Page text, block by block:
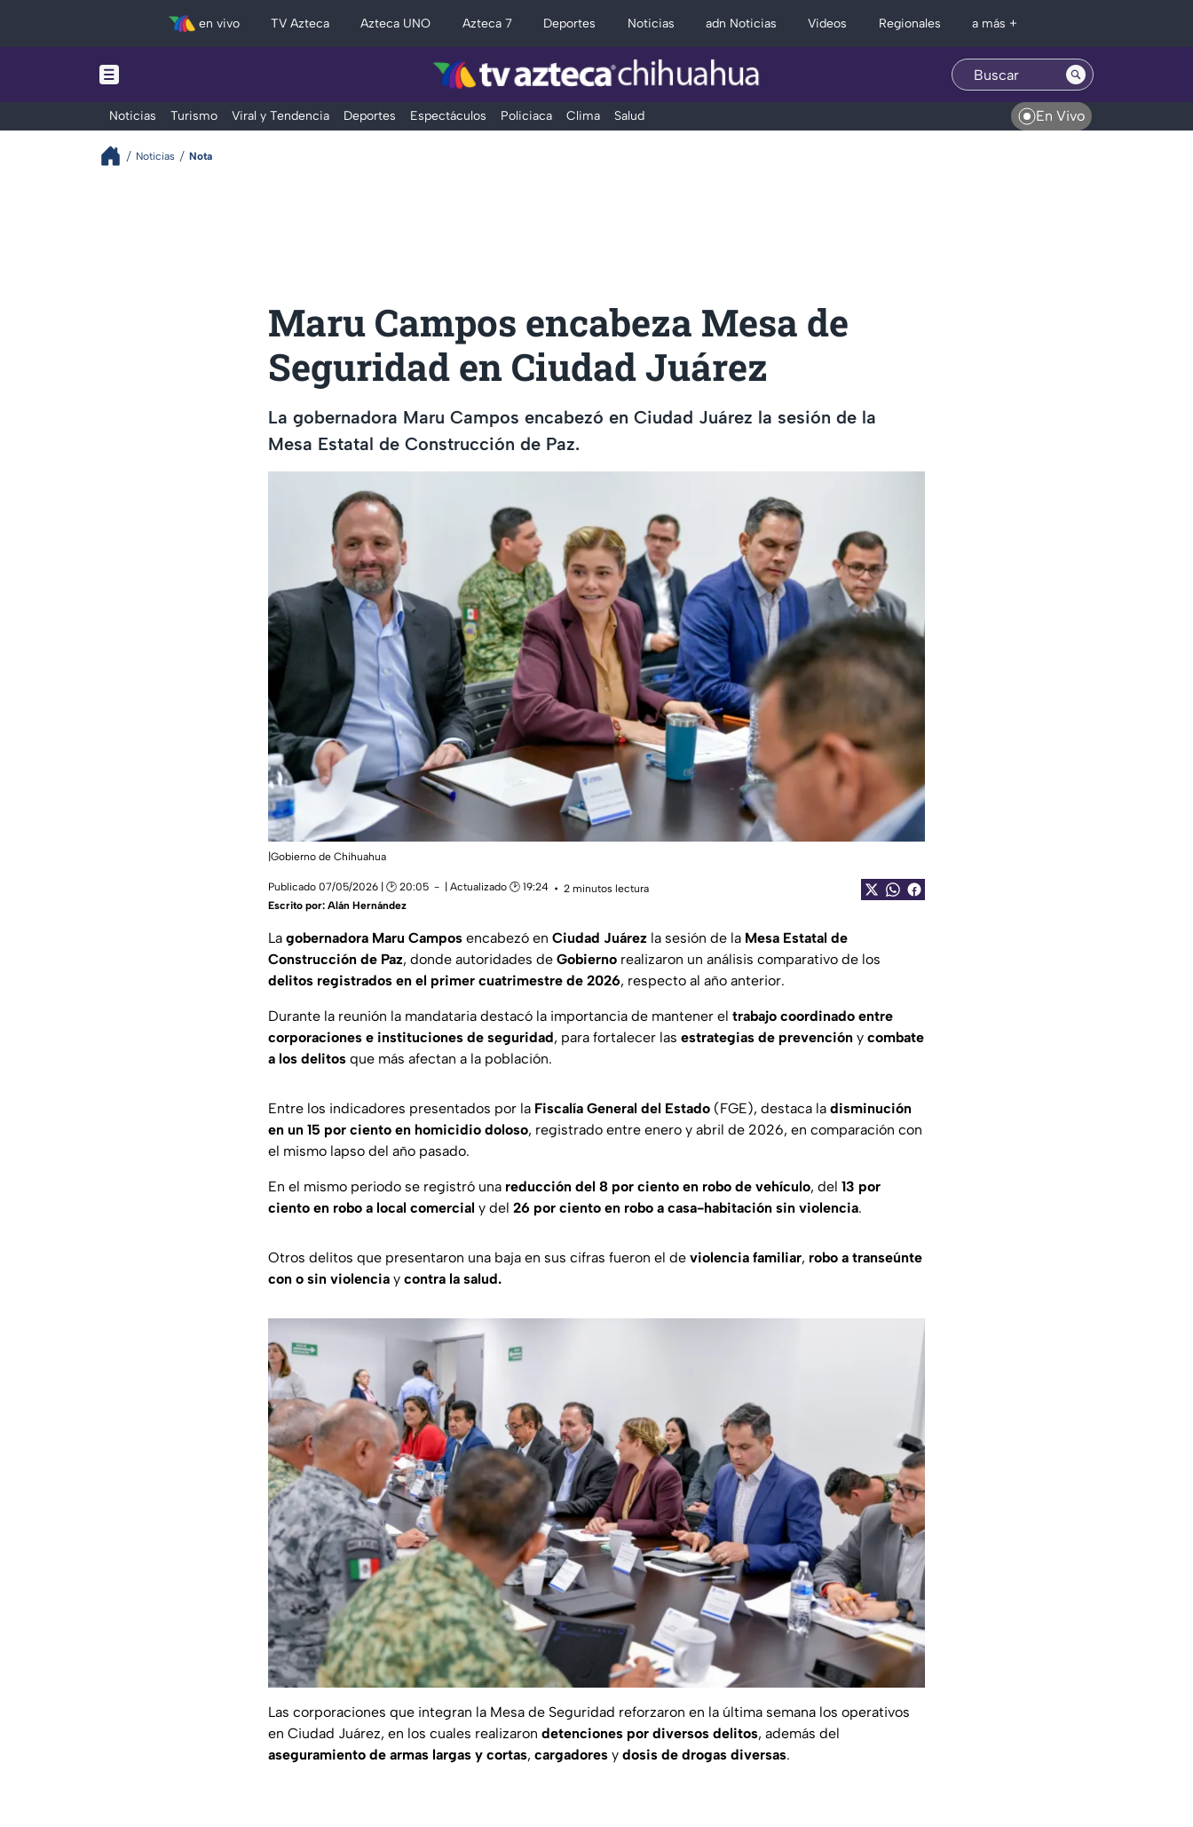
en vivo TV Azteca Azteca UNO Azteca 7 Deportes Noticias adn Noticias Videos Regionales a más +
Noticias Turismo Viral y Tendencia Deportes Espectáculos Policiaca Clima Salud En Vivo
Noticias Nota
Maru Campos encabeza Mesa de
Seguridad en Ciudad Juárez
La gobernadora Maru Campos encabezó en Ciudad Juárez la sesión de la
Mesa Estatal de Construcción de Paz.
|Gobierno de Chihuahua
Publicado 07/05/2026 | 🕑 20:05 | Actualizado 🕑 19:24
2 minutos lectura
Escrito por: Alán Hernández
La gobernadora Maru Campos encabezó en Ciudad Juárez la sesión de la Mesa Estatal de
Construcción de Paz, donde autoridades de Gobierno realizaron un análisis comparativo de los
delitos registrados en el primer cuatrimestre de 2026, respecto al año anterior.
Durante la reunión la mandataria destacó la importancia de mantener el trabajo coordinado entre
corporaciones e instituciones de seguridad, para fortalecer las estrategias de prevención y combate
a los delitos que más afectan a la población.
Entre los indicadores presentados por la Fiscalía General del Estado (FGE), destaca la disminución
en un 15 por ciento en homicidio doloso, registrado entre enero y abril de 2026, en comparación con
el mismo lapso del año pasado.
En el mismo periodo se registró una reducción del 8 por ciento en robo de vehículo, del 13 por
ciento en robo a local comercial y del 26 por ciento en robo a casa-habitación sin violencia.
Otros delitos que presentaron una baja en sus cifras fueron el de violencia familiar, robo a transeúnte
con o sin violencia y contra la salud.
Las corporaciones que integran la Mesa de Seguridad reforzaron en la última semana los operativos
en Ciudad Juárez, en los cuales realizaron detenciones por diversos delitos, además del
aseguramiento de armas largas y cortas, cargadores y dosis de drogas diversas.